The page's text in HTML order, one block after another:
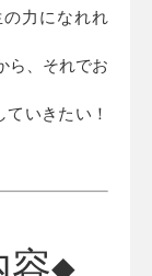
力になれれ
ら、それでお
いきたい！
容◆